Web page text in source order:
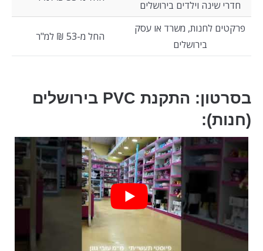
חדרי שינה וילדים בירושלים
פרקטים לחנות, משרד או עסק
בירושלים
החל מ-53 ₪ למ"ר
בסרטון: התקנת PVC בירושלים
(חנות):